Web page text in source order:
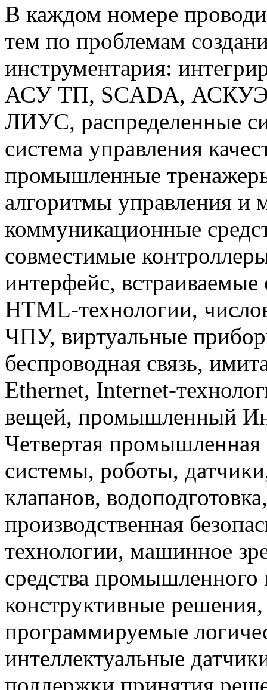
В каждом номере
тем по проблемам
инструментария:
АСУ ТП, SCADA,
ЛИУС, распределенные
система управления
промышленные
алгоритмы управления и
коммуникационные
совместимые
интерфейс,
HTML-технологии,
ЧПУ, виртуальные
беспроводная связь,
Ethernet, Internet-
вещей, промышленный
Четвертая
системы, роботы,
клапанов,
производственная
технологии, машинное
средства
конструктивные
программируемые
интеллектуальные
поддержки принятия